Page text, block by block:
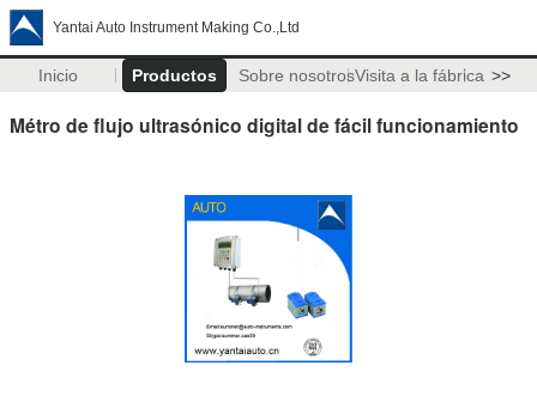
Yantai Auto Instrument Making Co.,Ltd
Inicio Productos Sobre nosotrosVisita a la fábrica >>
Métro de flujo ultrasónico digital de fácil funcionamiento